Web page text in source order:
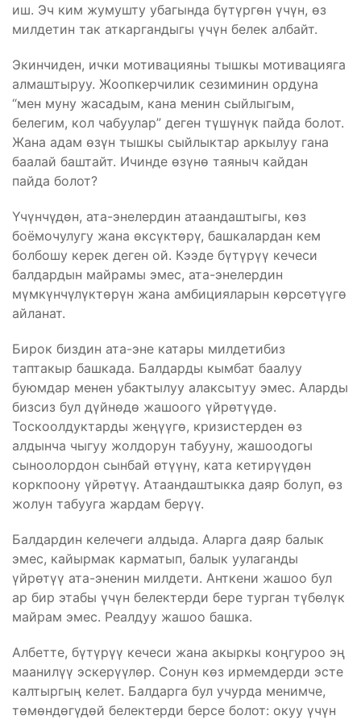
иш. Эч ким жумушту убагында бүтүргөн үчүн, өз
милдетин так аткаргандыгы үчүн белек албайт.
Экинчиден, ички мотивацияны тышкы мотивацияга
алмаштыруу. Жоопкерчилик сезиминин ордуна
“мен муну жасадым, кана менин сыйлыгым,
белегим, кол чабуулар” деген түшүнүк пайда болот.
Жана адам өзүн тышкы сыйлыктар аркылуу гана
баалай баштайт. Ичинде өзүнө таяныч кайдан
пайда болот?
Үчүнчүдөн, ата-энелердин атаандаштыгы, көз
боёмочулугу жана өксүктөрү, башкалардан кем
болбошу керек деген ой. Кээде бүтүрүү кечеси
балдардын майрамы эмес, ата-энелердин
мүмкүнчүлүктөрүн жана амбицияларын көрсөтүүгө
айланат.
Бирок биздин ата-эне катары милдетибиз
таптакыр башкада. Балдарды кымбат баалуу
буюмдар менен убактылуу алаксытуу эмес. Аларды
бизсиз бул дүйнөдө жашоого үйрөтүүдө.
Тоскоолдуктарды жеңүүгө, кризистерден өз
алдынча чыгуу жолдорун табууну, жашоодогы
сыноолордон сынбай өтүүнү, ката кетирүүдөн
коркпоону үйрөтүү. Атаандаштыкка даяр болуп, өз
жолун табууга жардам берүү.
Балдардин келечеги алдыда. Аларга даяр балык
эмес, кайырмак карматып, балык уулаганды
үйрөтүү ата-эненин милдети. Анткени жашоо бул
ар бир этабы үчүн белектерди бере турган түбөлүк
майрам эмес. Реалдуу жашоо башка.
Албетте, бүтүрүү кечеси жана акыркы коңгуроо эң
маанилүү эскерүүлөр. Сонун көз ирмемдерди эсте
калтыргың келет. Балдарга бул учурда менимче,
төмөндөгүдөй белектерди берсе болот: окуу үчүн